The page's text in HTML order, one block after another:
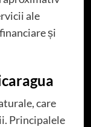
ale
și
care
Principalele